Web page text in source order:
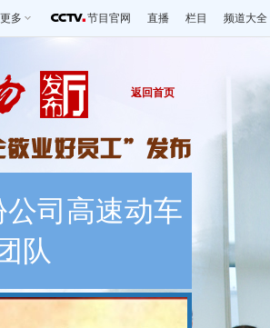
更多 节目官网 直播 栏目 频道大全
返回首页
司高速动车
队